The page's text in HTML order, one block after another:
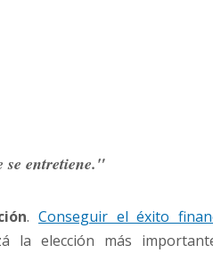
se entretiene."
.Conseguir el éxito
la elección más